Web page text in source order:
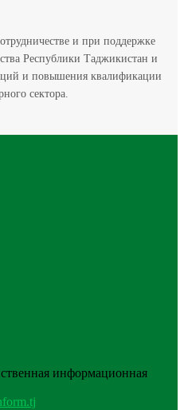
и при поддержке
Республики Таджикистан и
и повышения квалификации
сектора.
информационная